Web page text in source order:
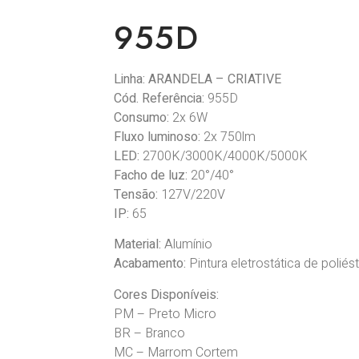
955D
Linha: ARANDELA – CRIATIVE
Cód. Referência: 955D
Consumo: 2x 6W
Fluxo luminoso: 2x 750lm
LED: 2700K/3000K/4000K/5000K
Facho de luz: 20°/40°
Tensão: 127V/220V
IP: 65
Material: Alumínio
Acabamento: Pintura eletrostática de
Cores Disponíveis:
PM – Preto Micro
BR – Branco
MC – Marrom Cortem